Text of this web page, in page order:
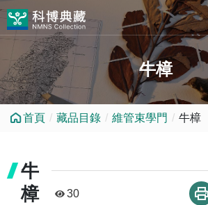
牛樟
首頁 藏品目錄 維管束學門 牛樟
牛
樟
30